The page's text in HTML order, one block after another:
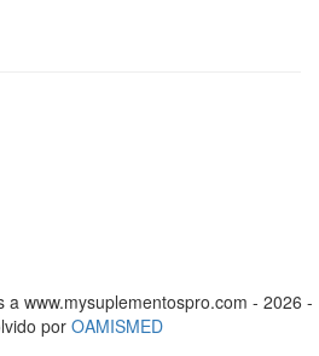
www.mysuplementospro.com - 2026 -
por OAMISMED